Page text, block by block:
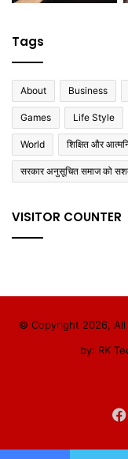
Tags
About Business
Games Life Style
World शिक्षित और
सरकार अनुसूचित समाज को
VISITOR COUNTER
© Copyright 2026,
by: RK